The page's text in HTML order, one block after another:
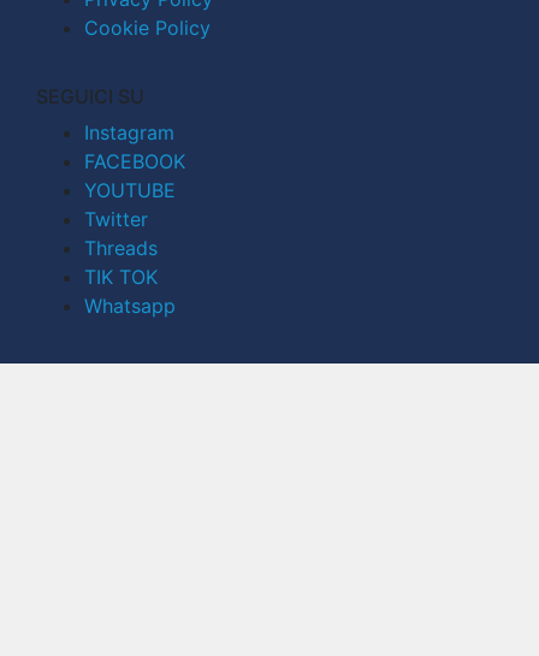
Cookie Policy
SEGUICI SU
Instagram
FACEBOOK
YOUTUBE
Twitter
Threads
TIK TOK
Whatsapp